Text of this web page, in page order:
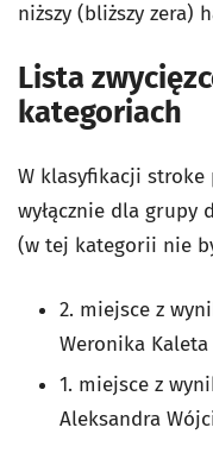
niższy (bliższy zera)
Lista
kategoriach
W klasyfikacji
wyłącznie dla grupy
(w tej kategorii nie
2. miejsce z
Weronika Kaleta
1. miejsce z
Aleksandra